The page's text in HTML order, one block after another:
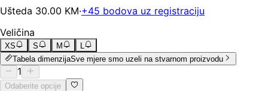
Ušteda 30.00 KM·+45 bodova uz registraciju
Veličina
XS S M
L
Tabela dimenzijaSve mjere smo uzeli na stvarnom proizvodu
1
Odaberite opcije